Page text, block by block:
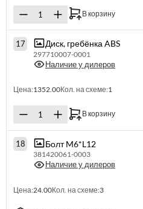
В корзину
17 Диск, гребёнка ABS
297710007-0001
Наличие у дилеров
Цена:1352.00Кол. на схеме:1
В корзину
18 Болт M6*L12
381420061-0003
Наличие у дилеров
Цена:24.00Кол. на схеме:3